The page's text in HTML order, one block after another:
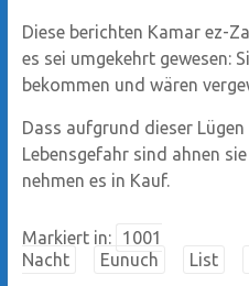
Diese berichten Kamar ez-
es sei umgekehrt gewesen:
bekommen und wären
Dass aufgrund dieser
Lebensgefahr sind ahnen
nehmen es in Kauf.
Markiert in:
1001
Nacht
Eunuch List